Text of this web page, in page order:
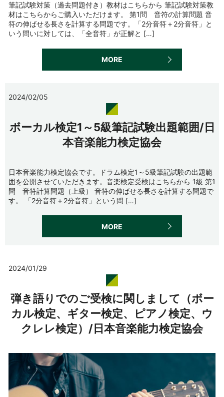
筆記試験対策（過去問題付き）教材はこちらから 筆記試験対策教
材はこちらからご購入いただけます。 第1問 音符の計算問題 音
符の伸ばせる長さを計算する問題です。「2分音符＋2分音符」と
いう問いに対しては、「全音符」が正解と […]
MORE
2024/02/05
ボーカル検定1～5級筆記試験出題範囲/日
本音楽能力検定協会
日本音楽能力検定協会です。ドラム検定1～5級筆記試験の出題範
囲を公開させていただきます。音楽検定受検はこちらから 1級 第1
問 音符計算問題（上級） 音符の伸ばせる長さを計算する問題で
す。 「2分音符＋2分音符」という問 […]
MORE
2024/01/29
弾き語りでのご受検に関しまして（ボー
カル検定、ギター検定、ピアノ検定、ウ
クレレ検定）/日本音楽能力検定協会